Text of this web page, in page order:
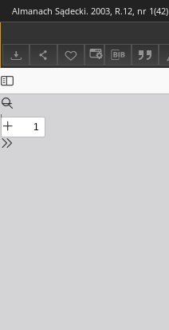
Almanach Sądecki. 2003, R.12, nr 1(42)